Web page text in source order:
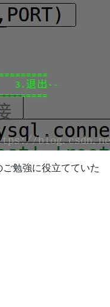
勉強に役立てていた